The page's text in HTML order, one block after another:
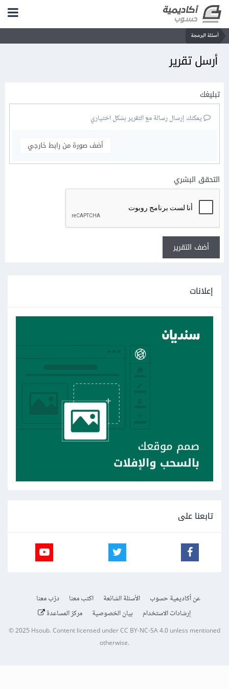
أسئلة البرمجة
أرسل تقرير
تبليغك
يمكنك إرسال رسالة مع التقرير بشكل اختياري
أضف صورة من رابط خارجي
التحقق البشري
أضف التقرير
إعلانات
تابعنا على
عن أكاديمية حسوب الأسئلة الشائعة اكتب معنا
درّب معنا
إرشادات الاستخدام
بيان الخصوصية مركز المساعدة
© 2025 Hsoub.Content licensed underCC BY-NC-SA 4.0unless mentioned
otherwise.